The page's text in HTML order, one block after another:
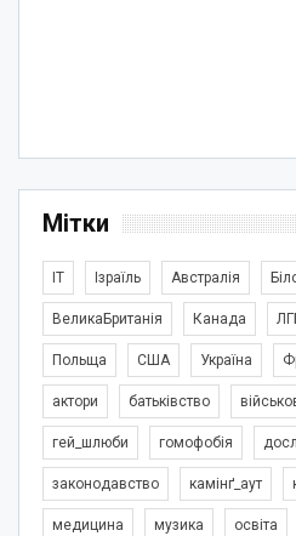
Мітки
IT Ізраїль Австралія
ВеликаБританія Канада
Польща США Україна
актори батьківство
гей_шлюби гомофобія
законодавство камінґ_аут
медицина музика освіта